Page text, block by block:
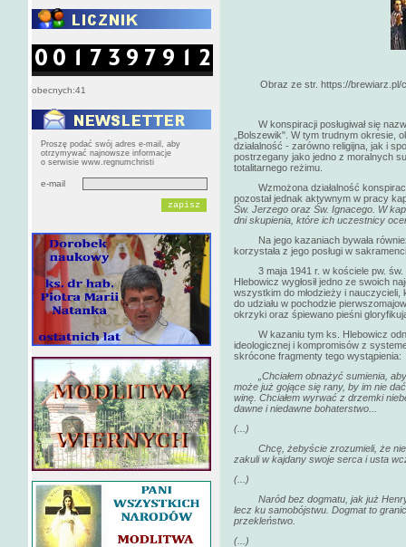
obecnych:41
Proszę podać swój adres e-mail, aby
otrzymywać najnowsze informacje
o serwisie www.regnumchristi
e-mail
Obraz ze str. https://brewiarz.pl/
W konspiracji posługiwał się
„Bolszewik". W tym trudnym okresie,
działalność - zarówno religijna, jak i
postrzegany jako jedno z moralnych
totalitarnego reżimu.
Wzmożona działalność
pozostał jednak aktywnym w pracy
Św. Jerzego oraz Św. Ignacego. W
dni skupienia, które ich uczestnicy
Na jego kazaniach bywała
korzystała z jego posługi w
3 maja 1941 r. w kościele pw. św.
Hlebowicz wygłosił jedno ze swoich
wszystkim do młodzieży i
do udziału w pochodzie
okrzyki oraz śpiewano pieśni
W kazaniu tym ks. Hlebowicz
ideologicznej i kompromisów z
skrócone fragmenty tego wystąpienia:
„Chciałem obnażyć sumienia,
może już gojące się rany, by im nie
winę. Chciałem wyrwać z drzemki
dawne i niedawne bohaterstwo...
(...)
Chcę, żebyście zrozumieli, że nie
zakuli w kajdany swoje serca i usta
(...)
Naród bez dogmatu, jak już
lecz ku samobójstwu. Dogmat to
przekleństwo.
(...)